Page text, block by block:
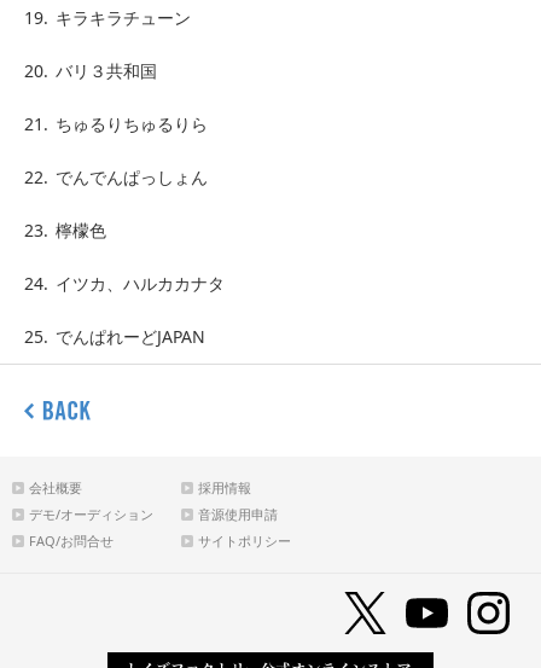
19. キラキラチューン
20. バリ３共和国
21. ちゅるりちゅるりら
22. でんでんぱっしょん
23. 檸檬色
24. イツカ、ハルカカナタ
25. でんぱれーどJAPAN
会社概要
採用情報
デモ/オーディション
音源使用申請
FAQ/お問合せ
サイトポリシー